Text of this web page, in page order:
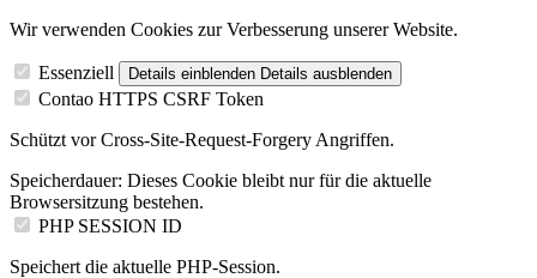
Wir verwenden Cookies zur Verbesserung unserer Website.
Essenziell Details einblenden Details ausblenden
Contao HTTPS CSRF Token
Schützt vor Cross-Site-Request-Forgery Angriffen.
Speicherdauer: Dieses Cookie bleibt nur für die aktuelle
Browsersitzung bestehen.
PHP SESSION ID
Speichert die aktuelle PHP-Session.